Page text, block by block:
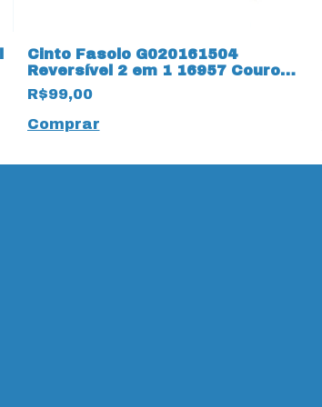
Cinto Fasolo G020161504
Reversível 2 em 1 16957 Couro
Natural
R$99,00
Comprar